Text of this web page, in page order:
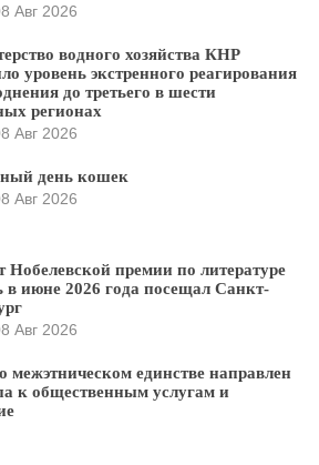
Авг 2026
водного хозяйства КНР
уровень экстренного реагирования
до третьего в шести
регионах
Авг 2026
день кошек
Авг 2026
Нобелевской премии по литературе
июне 2026 года посещал Санкт-
Авг 2026
единстве направлен
к общественным услугам и